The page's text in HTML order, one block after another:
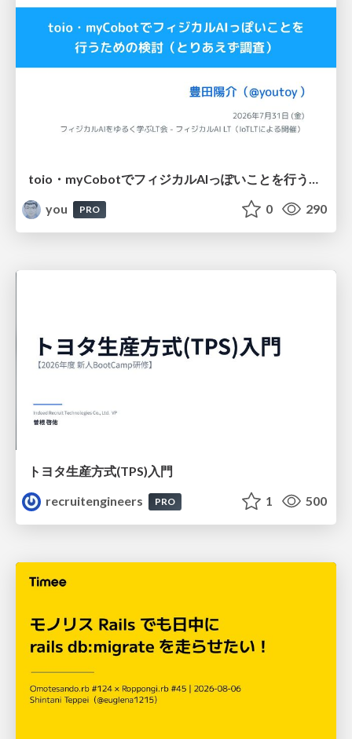
toio・myCobotでフィジカルAIっぽいことを行うための検討（とりあえず調査） / フィジカルAI LT（IoTLTによる開催）
you
PRO 0 290
トヨタ⽣産⽅式(TPS)⼊⾨
recruitengineers
PRO 1 500